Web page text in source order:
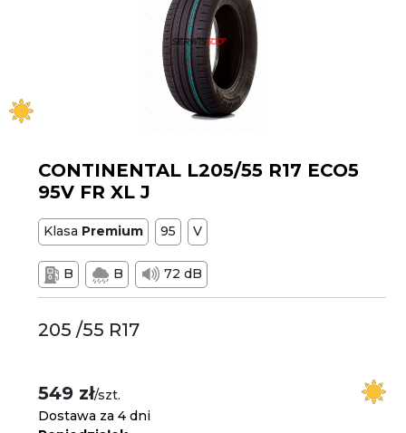
CONTINENTAL L205/55 R17 ECO5
95V FR XL J
Klasa Premium 95 V
B B 72 dB
205 /55 R17
549 zł/szt.
Dostawa za 4 dni